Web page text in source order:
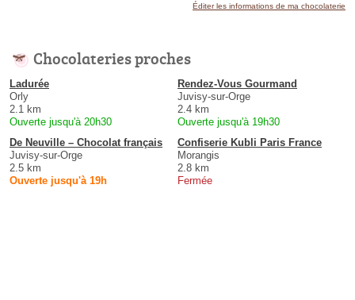
Éditer les informations de ma chocolaterie
Chocolateries proches
Ladurée
Orly
2.1 km
Ouverte jusqu'à 20h30
Rendez-Vous Gourmand
Juvisy-sur-Orge
2.4 km
Ouverte jusqu'à 19h30
De Neuville – Chocolat français
Juvisy-sur-Orge
2.5 km
Ouverte jusqu'à 19h
Confiserie Kubli Paris France
Morangis
2.8 km
Fermée